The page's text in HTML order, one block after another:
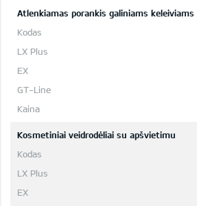
Atlenkiamas porankis galiniams keleiviams
Kosmetiniai veidrodėliai su apšvietimu